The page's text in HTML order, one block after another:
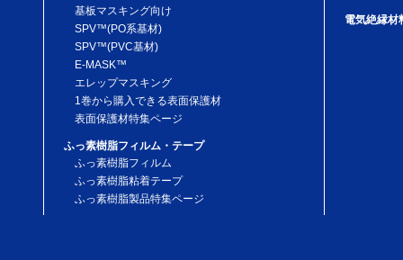
基板マスキング向け
SPV™(PO系基材)
SPV™(PVC基材)
E-MASK™
エレップマスキング
1巻から購入できる表面保護材
表面保護材特集ページ
ふっ素樹脂フィルム・テープ
ふっ素樹脂フィルム
ふっ素樹脂粘着テープ
ふっ素樹脂製品特集ページ
電気絶縁材